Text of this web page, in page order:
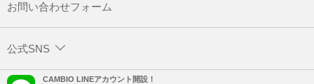
お問い合わせフォーム
公式SNS
CAMBIO LINEアカウント開設！